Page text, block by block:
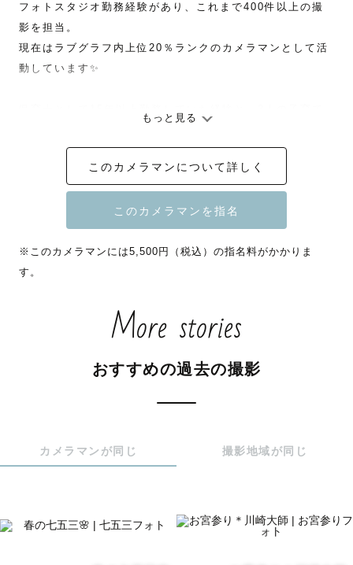
フォトスタジオ勤務経験があり、これまで400件以上の撮
影を担当。
現在はラブグラフ内上位20％ランクのカメラマンとして活
動しています✨
お子さんのペースに寄り添った撮影を大切にしています。
ニューボーン・お宮参り・バースデー・七五三など、
ご家族の「今しかない瞬間」を自然な表情で残します🕊️
新生児期、イヤイヤ期、人見知り…
どんな時期もまるごと愛おしく残せるようサポートいたし
ますのでご安心ください♡
撮影当日、万が一着崩れてしまった場合も対応可能です◎
ァースト～」ご利用可能です💡
い！
システム上の理由から、指名料などの割引ができかねま
もっと見る
このカメラマンについて詳しく
※このカメラマンには5,500円（税込）の指名料がかかりま
す。
More stories
おすすめの過去の撮影
カメラマンが同じ 撮影地域が同じ